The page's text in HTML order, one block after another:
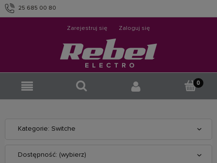
25 685 00 80
info@rebelelectro.com
Zarejestruj się Zaloguj się
Kategorie: Switche
Dostępność: (wybierz)